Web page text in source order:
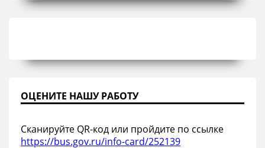
ОЦЕНИТЕ НАШУ РАБОТУ
Сканируйте QR-код или пройдите по ссылке
https://bus.gov.ru/info-card/252139